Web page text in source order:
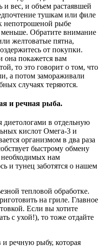
и вес, и объем растаявшей
тушкам или филе
непотрошеной рыбе
меньше. Обратите внимание
желтоватые пятна,
от покупки.
покажется вам
то это говорит о том, что
а потом замораживали
случаях теряются.
и речная рыба.
диетологами в отдельную
кислот Омега-3 и
организмом в два раза
быстрому обмену
нам
и тунец заботятся о нашем
тепловой обработке.
на гриле. Главное
Если вы хотите
с ухой!), то тоже отдайте
и речную рыбу, которая